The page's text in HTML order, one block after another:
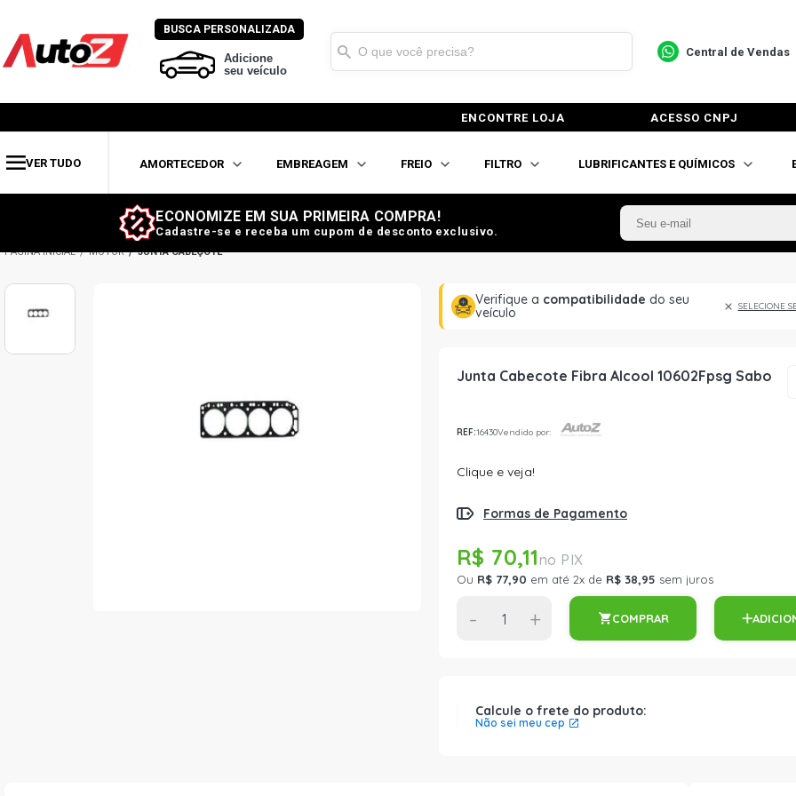
BUSCA PERSONALIZADA
Adicione
seu veículo
Central de Vendas
ENCONTRE LOJA ACESSO CNPJ
VER TUDO AMORTECEDOR EMBREAGEM FREIO FILTRO LUBRIFICANTES E QUÍMICOS
ECONOMIZE EM SUA PRIMEIRA COMPRA!
Cadastre-se e receba um cupom de desconto exclusivo.
MOTOR JUNTA CABEÇOTE
Verifique a compatibilidade do seu
veículo
SELECIONE
Junta Cabecote Fibra Alcool 10602Fpsg Sabo
REF:16430Vendido por:
Clique e veja!
Formas de Pagamento
R$ 70,11
Ou R$ 77,90 em até 2x de R$ 38,95 sem juros
- + COMPRAR
Calcule o frete do produto:
Não sei meu cep